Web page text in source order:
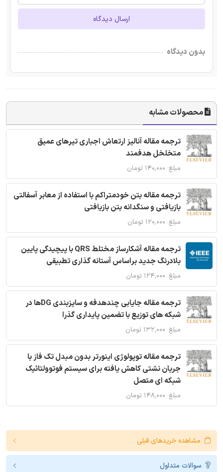
ارسال دیدگاه
بدون دیدگاه
محصولات مشابه
ترجمه مقاله آنالیز ارتعاش اجباری تیرهای عمیق
متخلخل هدفمند
مبلغ: ۱۴۰,۰۰۰ تومان
ترجمه مقاله بتن خودمتراکم با استفاده از معابر آسفالتی
بازیافتی و سنگدانه بتن بازیافتی
مبلغ: ۱۲۰,۰۰۰ تومان
ترجمه مقاله آشکارساز مختلط QRS با پیچیدگی پایین
بلادرنگ جدید براساس آستانه گذاری تطبیقی
مبلغ: ۱۲۴,۰۰۰ تومان
ترجمه مقاله جایابی چندهدفه و سایزبندی DGها در
شبکه های توزیع با تضمین پایداری گذرا
مبلغ: ۱۳۲,۰۰۰ تومان
ترجمه مقاله توپولوژی اینورتر بدون مبدل تک فاز با
جریان نشتی کاهش یافته برای سیستم فوتوولتائیک
شبکه ای متصل
مبلغ: ۱۴۸,۰۰۰ تومان
مشاهده خریدهای قبلی
سوالات متداول